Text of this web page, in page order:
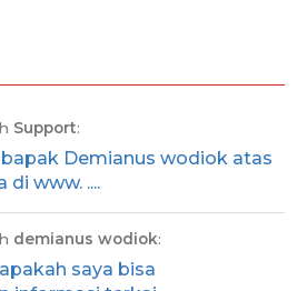
Support:
Demianus wodiok atas
di www. ....
demianus wodiok:
saya bisa